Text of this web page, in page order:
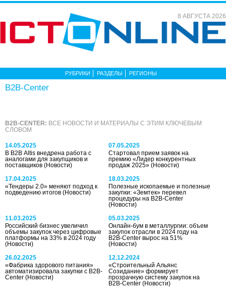
8 АВГУСТА 2026
РУБРИКИ РАЗДЕЛЫ РЕГИОНЫ
B2B-Center
B2B-CENTER: ВСЕ НОВОСТИ И МАТЕРИАЛЫ С ЭТИМ КЛЮЧЕВЫМ
СЛОВОМ
14.05.2025
В B2B Altis внедрена работа с
аналогами для закупщиков и
поставщиков (Новости)
07.05.2025
Стартовал прием заявок на
премию «Лидер конкурентных
продаж 2025»(Новости)
17.04.2025
«Тендеры 2.0» меняют подход к
подведению итогов (Новости)
18.03.2025
Полезные ископаемые и полезные
закупки: «Земтек» перевел
процедуры на B2B-Center
(Новости)
11.03.2025
Российский бизнес увеличил
объемы закупок через цифровые
платформы на 33% в 2024 году
(Новости)
05.03.2025
Онлайн-бум в металлургии: объем
закупок отрасли в 2024 году на
B2B-Center вырос на 51%
(Новости)
26.02.2025
«Фабрика здорового питания»
автоматизировала закупки с B2B-
Center (Новости)
12.12.2024
«Строительный Альянс
Созидание» формирует
прозрачную систему закупок на
B2B-Center(Новости)